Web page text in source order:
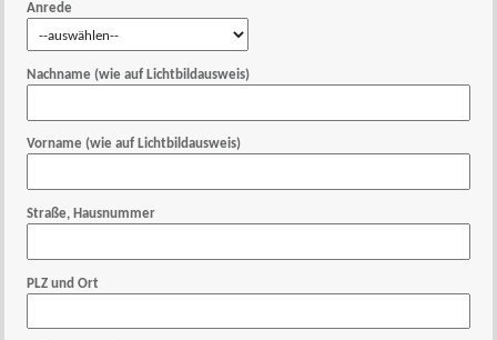
Anrede
Nachname (wie auf Lichtbildausweis)
Vorname (wie auf Lichtbildausweis)
Straße, Hausnummer
PLZ und Ort